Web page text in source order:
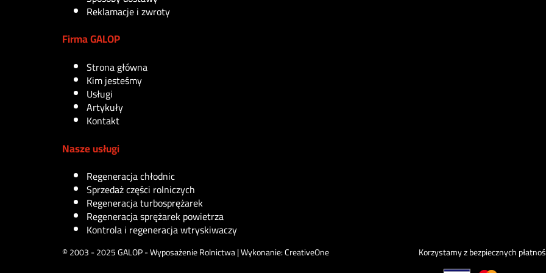
Reklamacje i zwroty
Firma GALOP
Strona główna
Kim jesteśmy
Usługi
Artykuły
Kontakt
Nasze usługi
Regeneracja chłodnic
Sprzedaż części rolniczych
Regeneracja turbosprężarek
Regeneracja sprężarek powietrza
Kontrola i regeneracja wtryskiwaczy
© 2003 - 2025 GALOP - Wyposażenie Rolnictwa | Wykonanie:CreativeOne Korzystamy z bezpiecznych